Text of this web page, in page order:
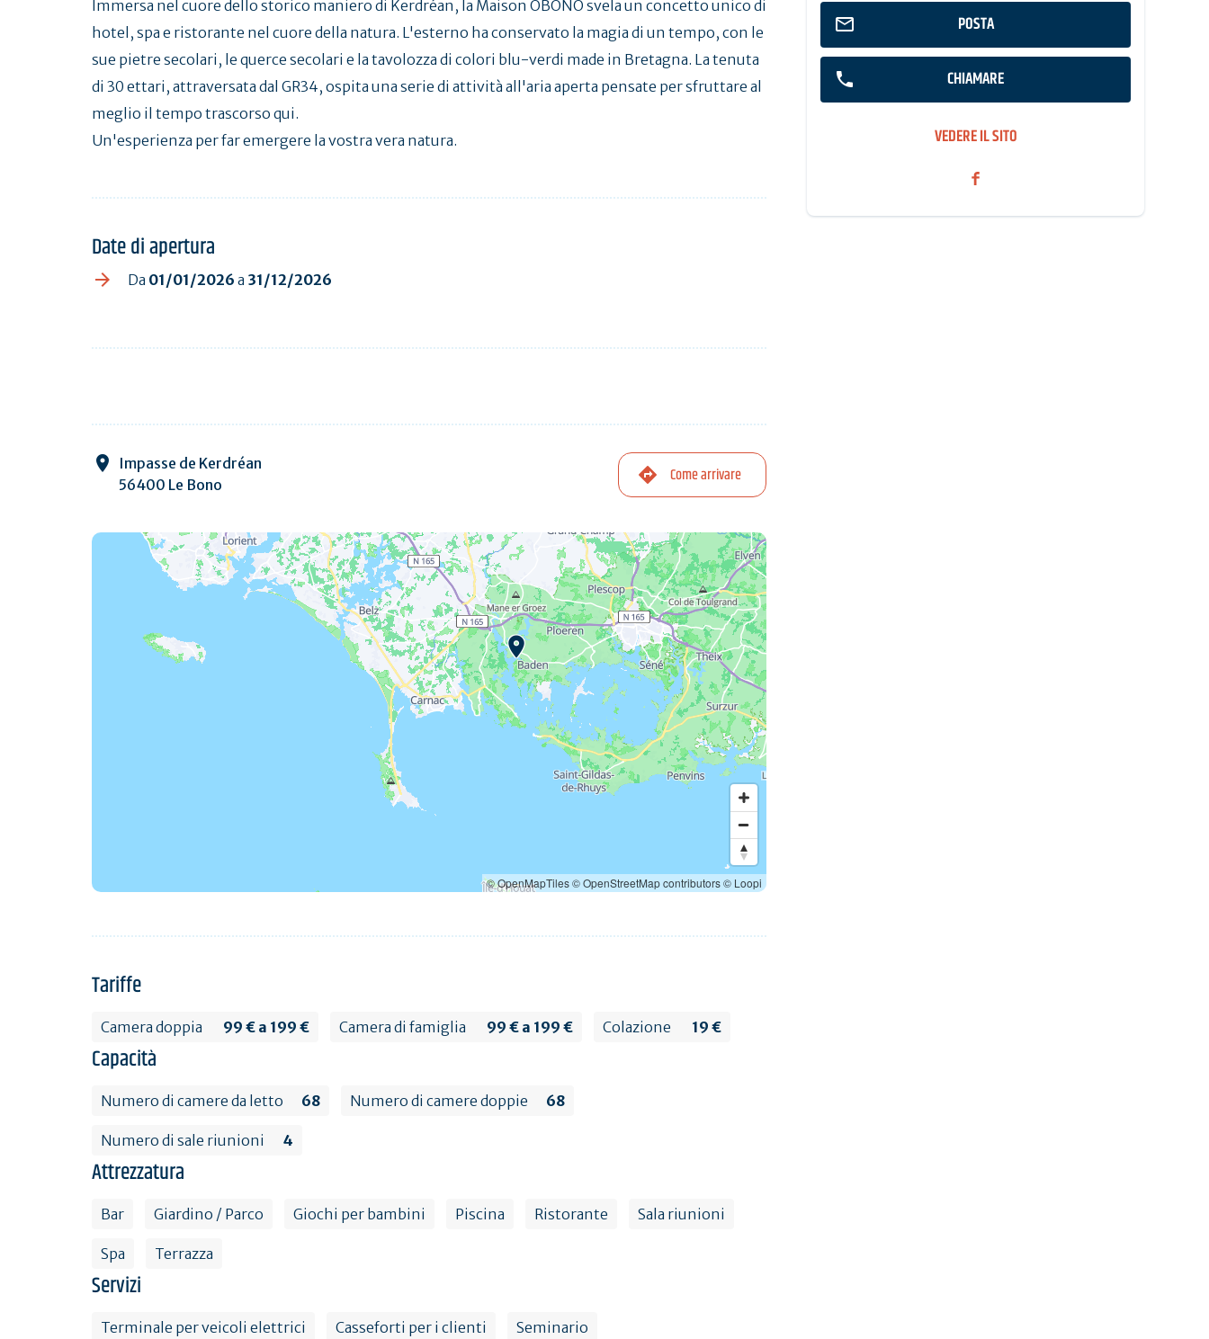
POSTA
CHIAMARE
VEDERE IL SITO
Immersa nel cuore dello storico maniero di Kerdréan, la Maison OBONO svela un concetto unico di
hotel, spa e ristorante nel cuore della natura. L'esterno ha conservato la magia di un tempo, con le
sue pietre secolari, le querce secolari e la tavolozza di colori blu-verdi made in Bretagna. La tenuta
di 30 ettari, attraversata dal GR34, ospita una serie di attività all'aria aperta pensate per sfruttare al
meglio il tempo trascorso qui.
Un'esperienza per far emergere la vostra vera natura.
Date di apertura
Da 01/01/2026 a 31/12/2026
Impasse de Kerdréan
56400 Le Bono
Come arrivare
© OpenMapTiles© OpenStreetMap contributors© Loopi
Tariffe
Camera doppia 99 € a 199 € Camera di famiglia 99 € a 199 € Colazione 19 €
Capacità
Numero di camere da letto 68 Numero di camere doppie 68
Numero di sale riunioni 4
Attrezzatura
Bar Giardino / Parco Giochi per bambini Piscina Ristorante Sala riunioni
Spa Terrazza
Servizi
Terminale per veicoli elettrici Casseforti per i clienti Seminario